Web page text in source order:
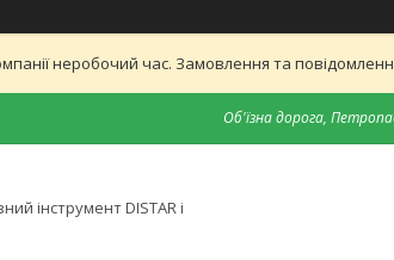
неробочий час. Замовлення та
Об'їзна дорога,
інструмент DISTAR і